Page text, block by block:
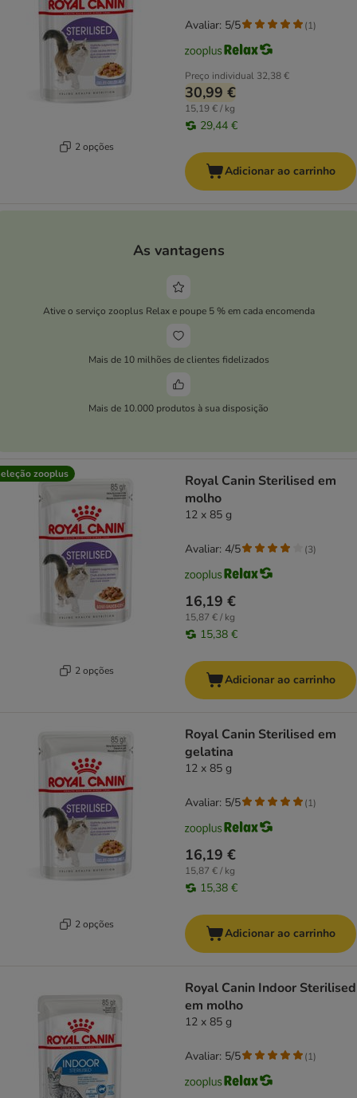
2 opções
Preço individual 32,38 €
30,99 €
15,19 € / kg
29,44 €
Avaliar: 5/5 (1)
Adicionar ao carrinho
As vantagens
Ative o serviço zooplus Relax e poupe 5 % em cada encomenda
Mais de 10 milhões de clientes fidelizados
Mais de 10.000 produtos à sua disposição
zooplus
2 opções
Royal Canin Sterilised em
molho
12 x 85 g
16,19 €
15,87 € / kg
15,38 €
Avaliar: 4/5 (3)
Adicionar ao carrinho
2 opções
Royal Canin Sterilised em
gelatina
12 x 85 g
16,19 €
15,87 € / kg
15,38 €
Avaliar: 5/5 (1)
Adicionar ao carrinho
Royal Canin Indoor Sterilised
em molho
12 x 85 g
Avaliar: 5/5 (1)